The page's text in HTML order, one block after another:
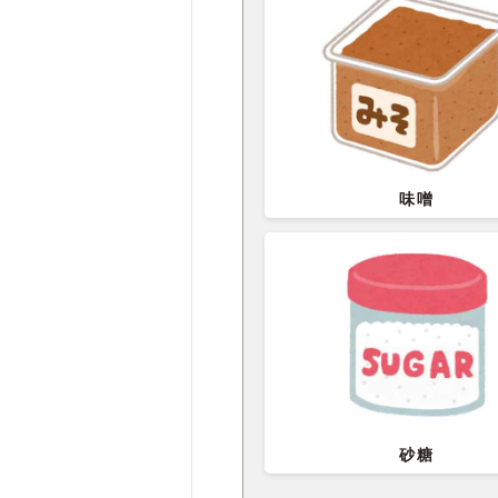
味噌
砂糖